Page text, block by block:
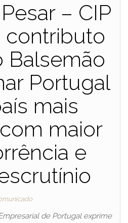
– CIP
contributo
Balsemão
Portugal
mais
maior
e
de Portugal exprime